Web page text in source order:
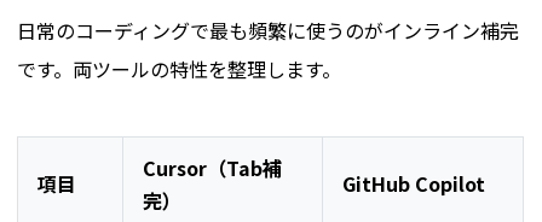
日常のコーディングで最も頻繁に使うのがインライン補完
です。両ツールの特性を整理します。
項目
Cursor（Tab補
完）
GitHub Copilot